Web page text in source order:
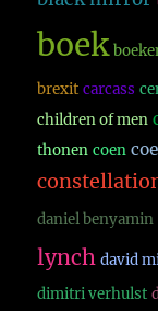
boek
brexit carcass
children of men
thonen coen
daniel benyamin
lynch david
dimitri verhulst